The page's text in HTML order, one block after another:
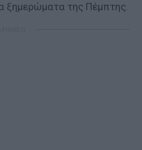
ξημερώματα της Πέμπτης.